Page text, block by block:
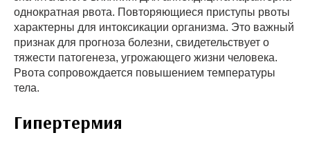
однократная рвота. Повторяющиеся приступы рвоты
характерны для интоксикации организма. Это важный
признак для прогноза болезни, свидетельствует о
тяжести патогенеза, угрожающего жизни человека.
Рвота сопровождается повышением температуры
тела.
Гипертермия